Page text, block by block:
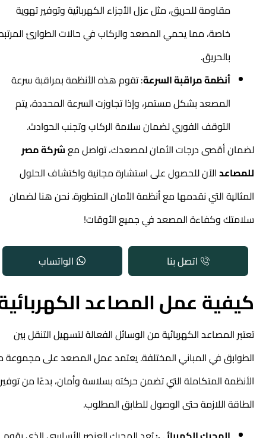
مقاومة للحريق، مثل عزل الأجزاء الكهربائية وتوفير تهوية
خاصة، مما يحمي المصعد والركاب في حالات الطوارئ المرتبطة
بالحريق.
أنظمة مراقبة السرعة: تقوم هذه الأنظمة بمراقبة سرعة
المصعد بشكل مستمر، وإذا تجاوزت السرعة المحددة، يتم
التوقف الفوري لضمان سلامة الركاب وتجنب الحوادث.
لضمان أقصى درجات الأمان لمصعدك، تواصل معشركة مصر
للمصاعدالآن للحصول على استشارة مجانية واكتشاف الحلول
المثالية التي نقدمها مع أنظمة الأمان المتطورة. نحن هنا لضمان
سلامتك وكفاءة المصعد في جميع الأوقات!
اتصل بنا الواتساب
كيفية عمل المصاعد الكهربائية
تعتبر المصاعد الكهربائية من الوسائل الفعالة لتسهيل التنقل بين
الطوابق في المباني المختلفة. يعتمد عمل المصعد على مجموعة من
الأنظمة المتكاملة التي تضمن حركته بسلاسة وأمان، بدءًا من توفير
الطاقة اللازمة حتى الوصول للطابق المطلوب.